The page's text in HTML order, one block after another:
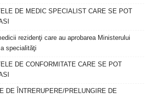
DE MEDIC SPECIALIST CARE SE POT
rezidenţi care au aprobarea Ministerului
specialităţi
DE CONFORMITATE CARE SE POT
DE ÎNTRERUPERE/PRELUNGIRE DE